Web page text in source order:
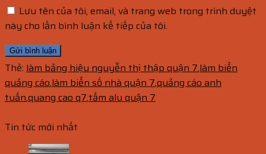
Lưu tên của tôi, email, và trang web trong trình duyệt
này cho lần bình luận kế tiếp của tôi.
Thẻ: làm bảng hiệu nguyễn thị thập quận 7,làm biển
quảng cáo,làm biển số nhà quận 7,quảng cáo anh
tuấn,quang cao q7,tấm alu quận 7
Tin tức mới nhất